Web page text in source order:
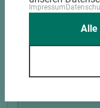
Impressum
Alle